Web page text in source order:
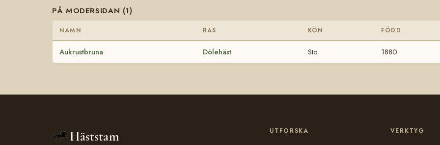
PÅ MODERSIDAN (1)
NAMN RAS KÖN FÖDD
Aukrustbruna Dölehäst Sto 1880
Häststam UTFORSKA VERKTYG